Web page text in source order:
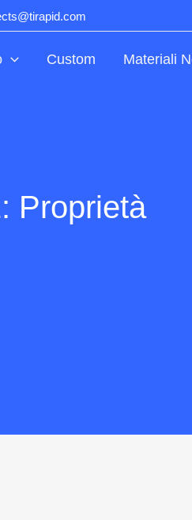
Custom Materiali
Proprietà